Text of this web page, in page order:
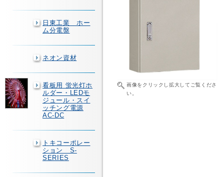
日東工業 ホー
ム分電盤
ネオン資材
看板用 蛍光灯ホ
ルダー・LEDモ
ジュール・スイ
ッチング電源
AC-DC
トキコーポレー
ション S-
SERIES
画像をクリックし拡大してご覧くださ
い。